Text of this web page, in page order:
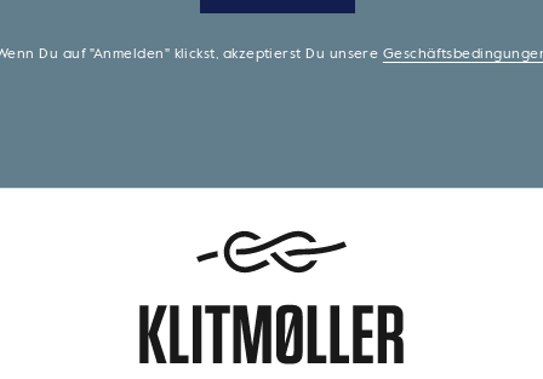
Du auf "Anmelden" klickst, akzeptierst Du unsere